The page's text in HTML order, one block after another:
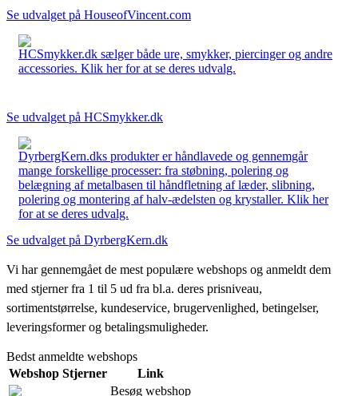
Se udvalget på HouseofVincent.com
HCSmykker.dk sælger både ure, smykker, piercinger og andre
accessories. Klik her for at se deres udvalg.
Se udvalget på HCSmykker.dk
DyrbergKern.dks produkter er håndlavede og gennemgår
mange forskellige processer: fra støbning, polering og
belægning af metalbasen til håndfletning af læder, slibning,
polering og montering af halv-ædelsten og krystaller. Klik her
for at se deres udvalg.
Se udvalget på DyrbergKern.dk
Vi har gennemgået de mest populære webshops og anmeldt dem
med stjerner fra 1 til 5 ud fra bl.a. deres prisniveau,
sortimentstørrelse, kundeservice, brugervenlighed, betingelser,
leveringsformer og betalingsmuligheder.
Bedst anmeldte webshops
Webshop Stjerner
Link
Besøg webshop